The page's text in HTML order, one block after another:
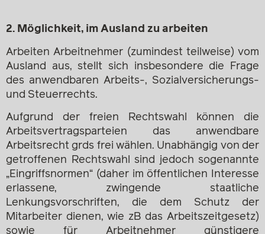
2. Möglichkeit, im Ausland zu arbeiten
Arbeiten Arbeitnehmer (zumindest teilweise) vom
Ausland aus, stellt sich insbesondere die Frage
des anwendbaren Arbeits-, Sozialversicherungs-
und Steuerrechts.
Aufgrund der freien Rechtswahl können die
Arbeitsvertragsparteien das anwendbare
Arbeitsrecht grds frei wählen. Unabhängig von der
getroffenen Rechtswahl sind jedoch sogenannte
„Eingriffsnormen“ (daher im öffentlichen Interesse
erlassene, zwingende staatliche
Lenkungsvorschriften, die dem Schutz der
Mitarbeiter dienen, wie zB das Arbeitszeitgesetz)
sowie für Arbeitnehmer günstigere